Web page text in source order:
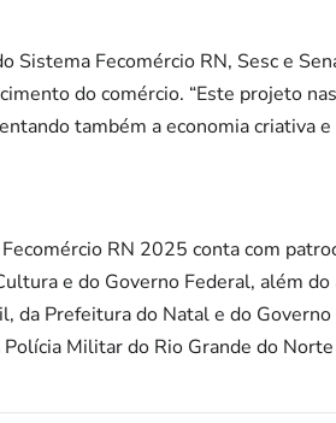
Sistema Fecomércio RN, Sesc e
do comércio. “Este projeto
também a economia criativa
RN 2025 conta com
e do Governo Federal, além
da Prefeitura do Natal e do
Militar do Rio Grande do